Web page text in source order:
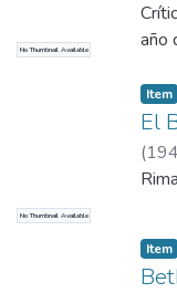
No Thumbnail Available
año
No Thumbnail Available
Item
El
(
Item